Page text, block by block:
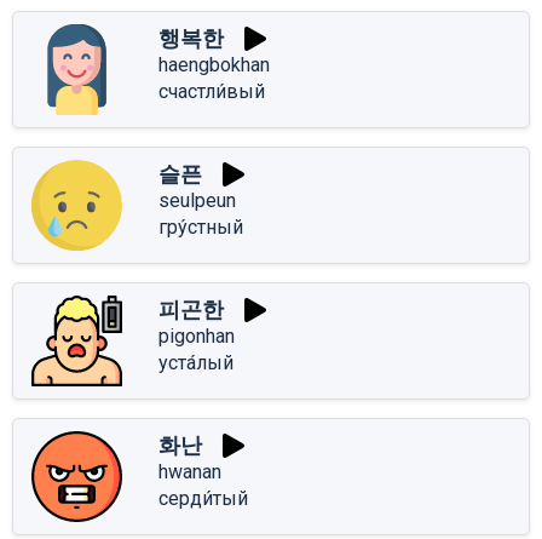
행복한
haengbokhan
счастли́вый
슬픈
seulpeun
гру́стный
피곤한
pigonhan
уста́лый
화난
hwanan
серди́тый